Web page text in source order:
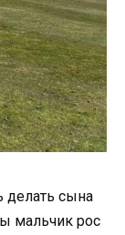
делать сына
мальчик рос